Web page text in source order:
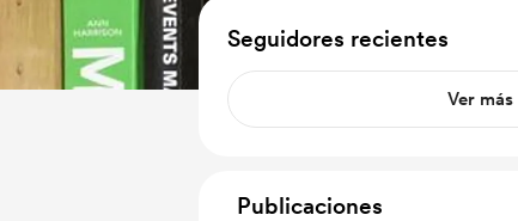
Seguidores recientes
Ver más
Publicaciones